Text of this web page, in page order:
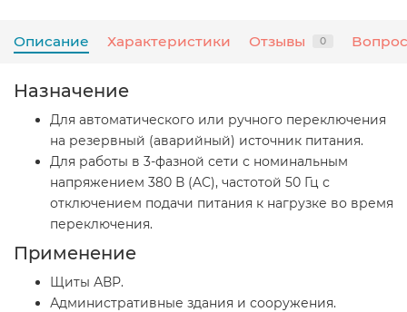
Описание Характеристики Отзывы 0
Назначение
Для автоматического или ручного переключения
на резервный (аварийный) источник питания.
Для работы в 3-фазной сети с номинальным
напряжением 380 В (AC), частотой 50 Гц с
отключением подачи питания к нагрузке во время
переключения.
Применение
Щиты АВР.
Административные здания и сооружения.